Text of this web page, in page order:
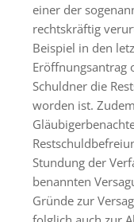
einer der
rechtskräftig
Beispiel in den
Eröffnungsantrag
Schuldner die
worden ist.
Stundung der
benannten
Gründe zur